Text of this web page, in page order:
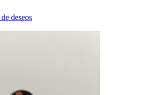
deseos